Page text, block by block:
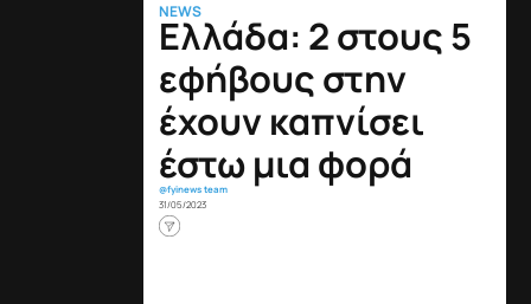
NEWS
Ελλάδα: 2 στους 5
εφήβους στην
έχουν καπνίσει
έστω μια φορά
@fyinews team
31/05/2023